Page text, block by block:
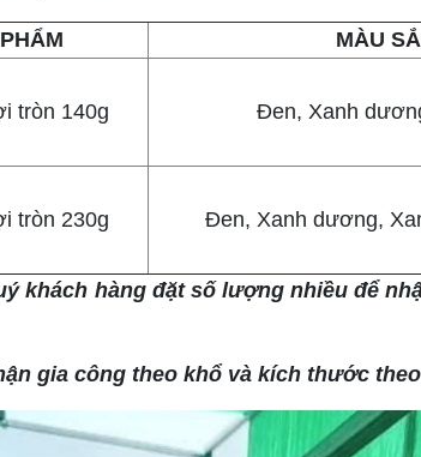
MÀU
tròn 140g Đen, Xanh
tròn 230g Đen, Xanh dương,
khách hàng đặt số lượng nhiều để
gia công theo khổ và kích thước